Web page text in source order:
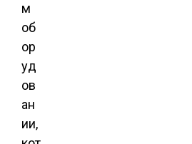
м
об
ор
уд
ов
ан
ии,